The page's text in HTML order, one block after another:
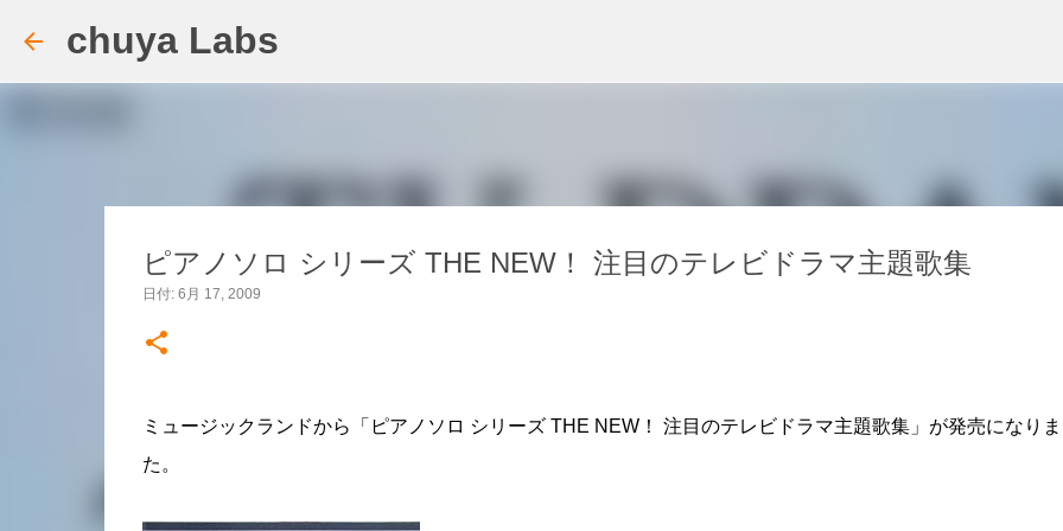
chuya Labs
ピアノソロ シリーズ THE NEW！ 注目のテレビドラマ主題歌集
日付: 6月 17, 2009
ミュージックランドから「ピアノソロ シリーズ THE NEW！ 注目のテレビドラマ主題歌集」が発売になり
た。